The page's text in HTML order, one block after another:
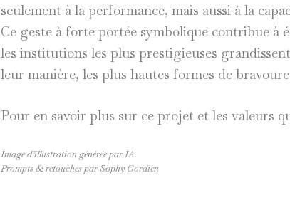
seulement à la performance, mais aussi à la
Ce geste à forte portée symbolique contribue à
les institutions les plus prestigieuses
leur manière, les plus hautes formes de
Pour en savoir plus sur ce projet et les valeurs
Image d’illustration générée par IA.
Prompts & retouches par Sophy Gordien